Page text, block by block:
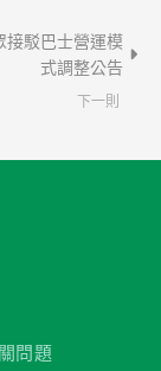
接駁巴士營運模
式調整公告
下一則
問題